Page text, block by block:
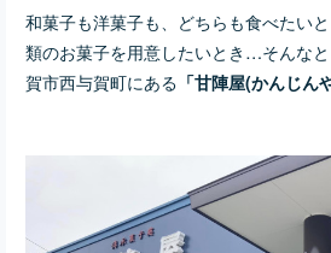
和菓子も洋菓子も、どちらも食べたい
類のお菓子を用意したいとき…そんな
賀市西与賀町にある 「甘陣屋(かんじん